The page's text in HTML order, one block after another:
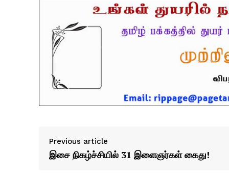
Previous article
இசை நிகழ்ச்சியில் 31 இளைஞர்கள் கைது!